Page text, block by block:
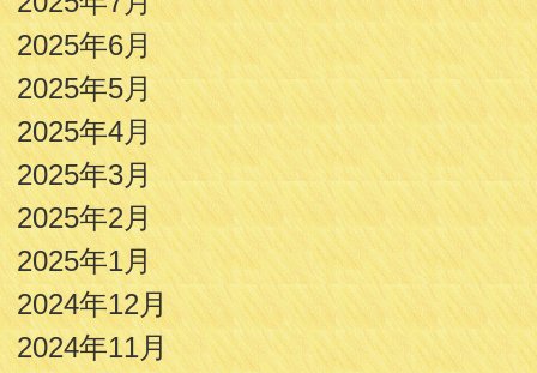
2025年6月
2025年5月
2025年4月
2025年3月
2025年2月
2025年1月
2024年12月
2024年11月